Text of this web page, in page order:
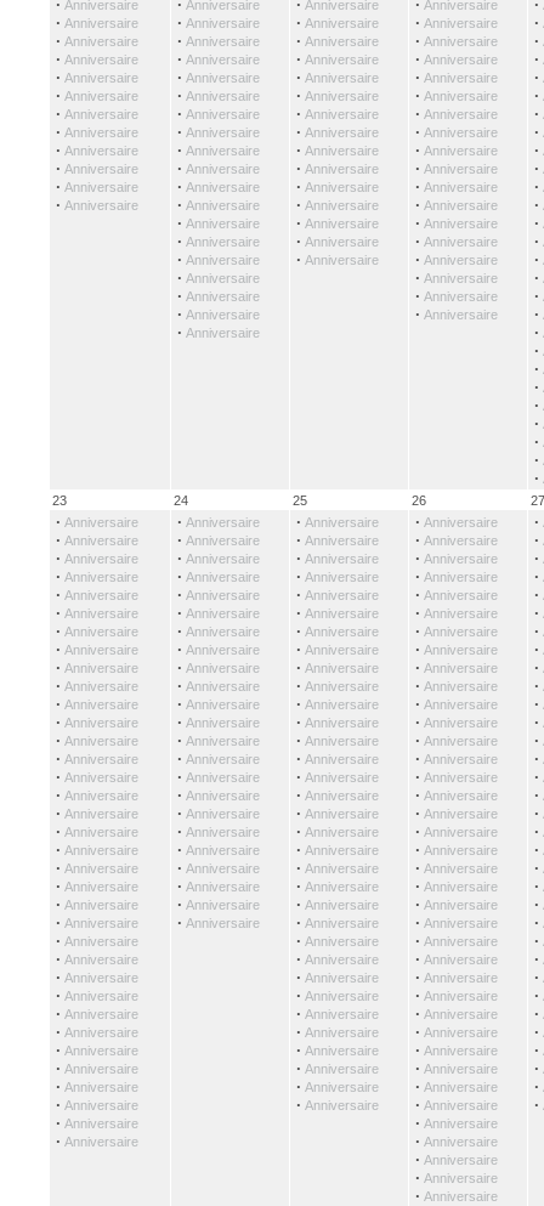
· Anniversaire
· Anniversaire
· Anniversaire
· Anniversaire
· Anniversaire
· Anniversaire
· Anniversaire
· Anniversaire
· Anniversaire
· Anniversaire
· Anniversaire
· Anniversaire
· Anniversaire
· Anniversaire
· Anniversaire
· Anniversaire
· Anniversaire
· Anniversaire
· Anniversaire
· Anniversaire
· Anniversaire
· Anniversaire
· Anniversaire
· Anniversaire
· Anniversaire
· Anniversaire
· Anniversaire
· Anniversaire
· Anniversaire
· Anniversaire
· Anniversaire
· Anniversaire
· Anniversaire
· Anniversaire
· Anniversaire
· Anniversaire
· Anniversaire
· Anniversaire
· Anniversaire
· Anniversaire
· Anniversaire
· Anniversaire
· Anniversaire
· Anniversaire
· Anniversaire
· Anniversaire
· Anniversaire
· Anniversaire
· Anniversaire
· Anniversaire
· Anniversaire
· Anniversaire
· Anniversaire
· Anniversaire
· Anniversaire
· Anniversaire
· Anniversaire
· Anniversaire
· Anniversaire
· Anniversaire
· Anniversaire
· Anniversaire
· Anniversaire
· Anniversaire
·
·
·
·
·
·
·
·
·
·
·
·
·
·
·
·
·
·
·
·
·
·
·
·
·
·
·
23
· Anniversaire
· Anniversaire
· Anniversaire
· Anniversaire
· Anniversaire
· Anniversaire
· Anniversaire
· Anniversaire
· Anniversaire
· Anniversaire
· Anniversaire
· Anniversaire
· Anniversaire
· Anniversaire
· Anniversaire
· Anniversaire
· Anniversaire
· Anniversaire
· Anniversaire
· Anniversaire
· Anniversaire
· Anniversaire
· Anniversaire
· Anniversaire
· Anniversaire
· Anniversaire
· Anniversaire
· Anniversaire
· Anniversaire
· Anniversaire
· Anniversaire
· Anniversaire
· Anniversaire
· Anniversaire
· Anniversaire
24
· Anniversaire
· Anniversaire
· Anniversaire
· Anniversaire
· Anniversaire
· Anniversaire
· Anniversaire
· Anniversaire
· Anniversaire
· Anniversaire
· Anniversaire
· Anniversaire
· Anniversaire
· Anniversaire
· Anniversaire
· Anniversaire
· Anniversaire
· Anniversaire
· Anniversaire
· Anniversaire
· Anniversaire
· Anniversaire
· Anniversaire
25
· Anniversaire
· Anniversaire
· Anniversaire
· Anniversaire
· Anniversaire
· Anniversaire
· Anniversaire
· Anniversaire
· Anniversaire
· Anniversaire
· Anniversaire
· Anniversaire
· Anniversaire
· Anniversaire
· Anniversaire
· Anniversaire
· Anniversaire
· Anniversaire
· Anniversaire
· Anniversaire
· Anniversaire
· Anniversaire
· Anniversaire
· Anniversaire
· Anniversaire
· Anniversaire
· Anniversaire
· Anniversaire
· Anniversaire
· Anniversaire
· Anniversaire
· Anniversaire
· Anniversaire
26
· Anniversaire
· Anniversaire
· Anniversaire
· Anniversaire
· Anniversaire
· Anniversaire
· Anniversaire
· Anniversaire
· Anniversaire
· Anniversaire
· Anniversaire
· Anniversaire
· Anniversaire
· Anniversaire
· Anniversaire
· Anniversaire
· Anniversaire
· Anniversaire
· Anniversaire
· Anniversaire
· Anniversaire
· Anniversaire
· Anniversaire
· Anniversaire
· Anniversaire
· Anniversaire
· Anniversaire
· Anniversaire
· Anniversaire
· Anniversaire
· Anniversaire
· Anniversaire
· Anniversaire
· Anniversaire
· Anniversaire
· Anniversaire
· Anniversaire
· Anniversaire
27
·
·
·
·
·
·
·
·
·
·
·
·
·
·
·
·
·
·
·
·
·
·
·
·
·
·
·
·
·
·
·
·
·